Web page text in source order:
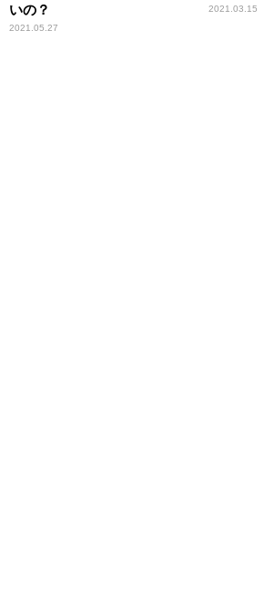
いの？
2021.05.27
2021.03.15